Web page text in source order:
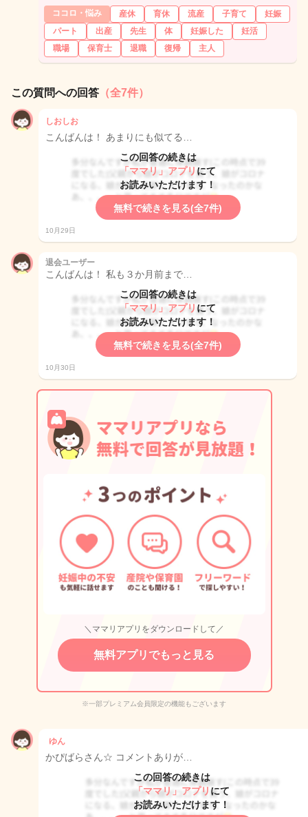
ココロ・悩み 産休 育休 流産 子育て
妊娠
パート
出産 先生 体 妊娠した
妊活
職場
保育士 退職 復帰 主人
この質問への回答 （全7件）
しおしお
こんばんは！ あまりにも似てる…
この回答の続きは
「ママリ」アプリ にて
お読みいただけます！
無料で続きを見る(全7件)
10月29日
退会ユーザー
こんばんは！ 私も３か月前まで…
この回答の続きは
「ママリ」アプリ にて
お読みいただけます！
無料で続きを見る(全7件)
10月30日
＼ママリアプリをダウンロードして／
無料アプリでもっと見る
※一部プレミアム会員限定の機能もございます
ゆん
かぴばらさん☆ コメントありが…
この回答の続きは
「ママリ」アプリ にて
お読みいただけます！